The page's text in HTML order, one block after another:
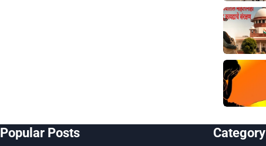
Popular Posts Category